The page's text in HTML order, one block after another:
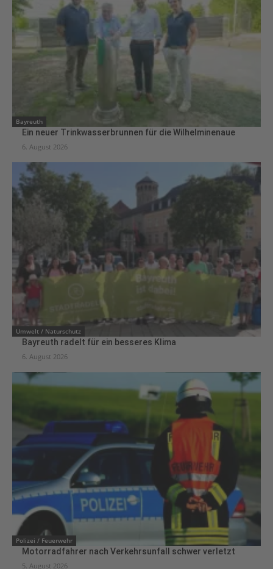
Bayreuth
Ein neuer Trinkwasserbrunnen für die Wilhelminenaue
6. August 2026
Umwelt / Naturschutz
Bayreuth radelt für ein besseres Klima
6. August 2026
Polizei / Feuerwehr
Motorradfahrer nach Verkehrsunfall schwer verletzt
5. August 2026